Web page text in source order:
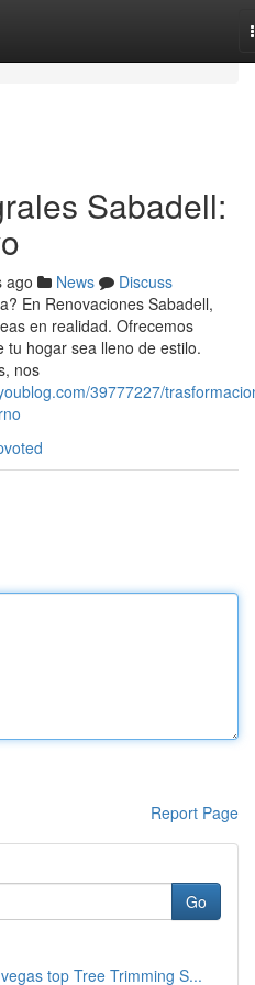
Sabadell:
ago News
Discuss
En Renovaciones Sabadell,
en realidad. Ofrecemos
tu hogar sea lleno de estilo.
nos
39777227/
Report Page
Go
top Tree Trimming S...